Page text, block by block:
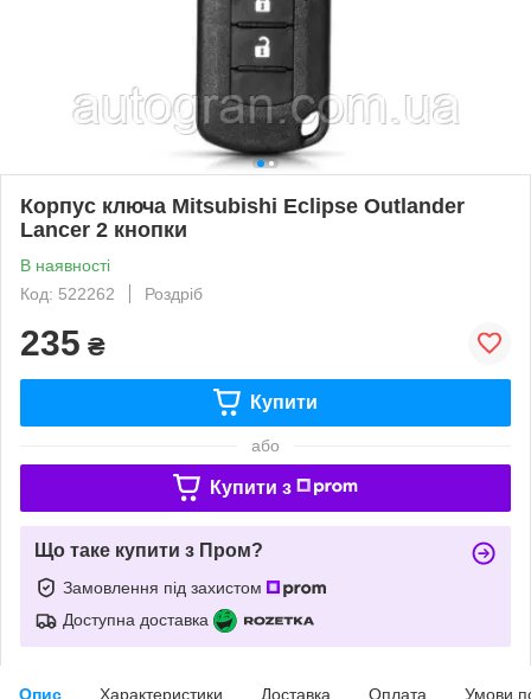
Корпус ключа Mitsubishi Eclipse Outlander
Lancer 2 кнопки
В наявності
Код: 522262
Роздріб
235 ₴
Купити
або
Купити з
Що таке купити з Пром?
Замовлення під захистом
Доступна доставка
Опис Характеристики Доставка Оплата Умови